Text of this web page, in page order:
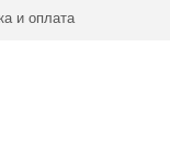
и оплата